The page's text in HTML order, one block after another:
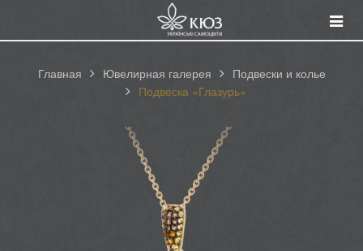
Главная Ювелирная галерея
Подвески и колье
Подвеска «Глазурь»